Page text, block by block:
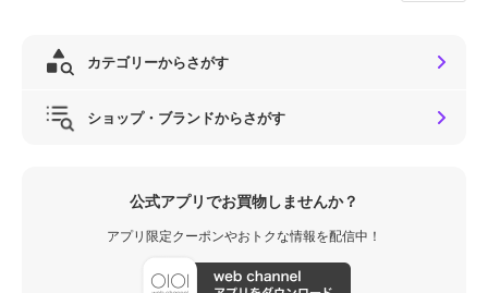
カテゴリーからさがす
ショップ・ブランドからさがす
公式アプリでお買物しませんか？
アプリ限定クーポンやおトクな情報を配信中！